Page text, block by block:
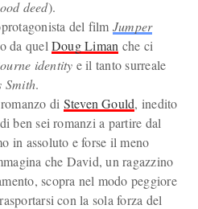
deed).
del film Jumper
da quelDoug Liman che ci
identity e il tanto surreale
Smith.
di Steven Gould, inedito
ben sei romanzi a partire dal
in assoluto e forse il meno
che David, un ragazzino
scopra nel modo peggiore
con la sola forza del